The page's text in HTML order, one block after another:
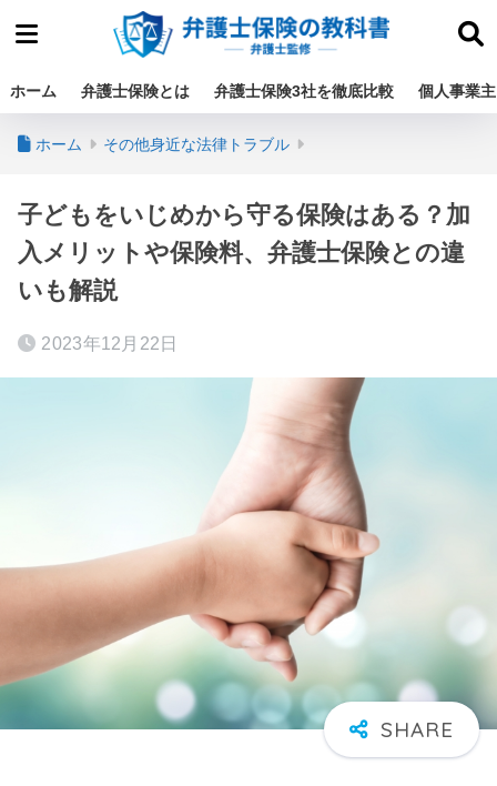
ホーム 弁護士保険とは 弁護士保険3社を徹底比較 個人事業
ホーム その他身近な法律トラブル
子どもをいじめから守る保険はある？加
入メリットや保険料、弁護士保険との違
いも解説
2023年12月22日